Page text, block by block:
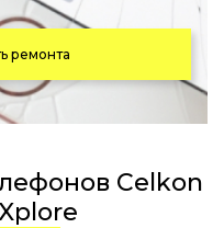
ремонта